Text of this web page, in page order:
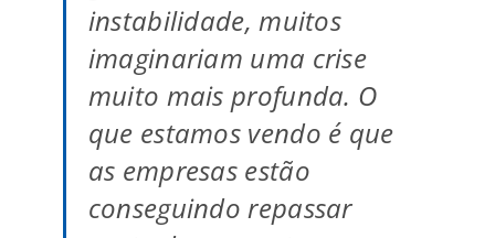
instabilidade, muitos
imaginariam uma crise
muito mais profunda. O
que estamos vendo é que
as empresas estão
conseguindo repassar